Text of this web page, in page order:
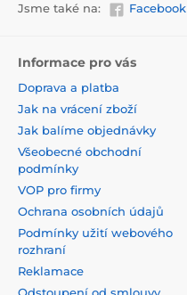
Jsme také na: Facebook
Informace pro vás
Doprava a platba
Jak na vrácení zboží
Jak balíme objednávky
Všeobecné obchodní
podmínky
VOP pro firmy
Ochrana osobních údajů
Podmínky užití webového
rozhraní
Reklamace
Odstoupení od smlouvy